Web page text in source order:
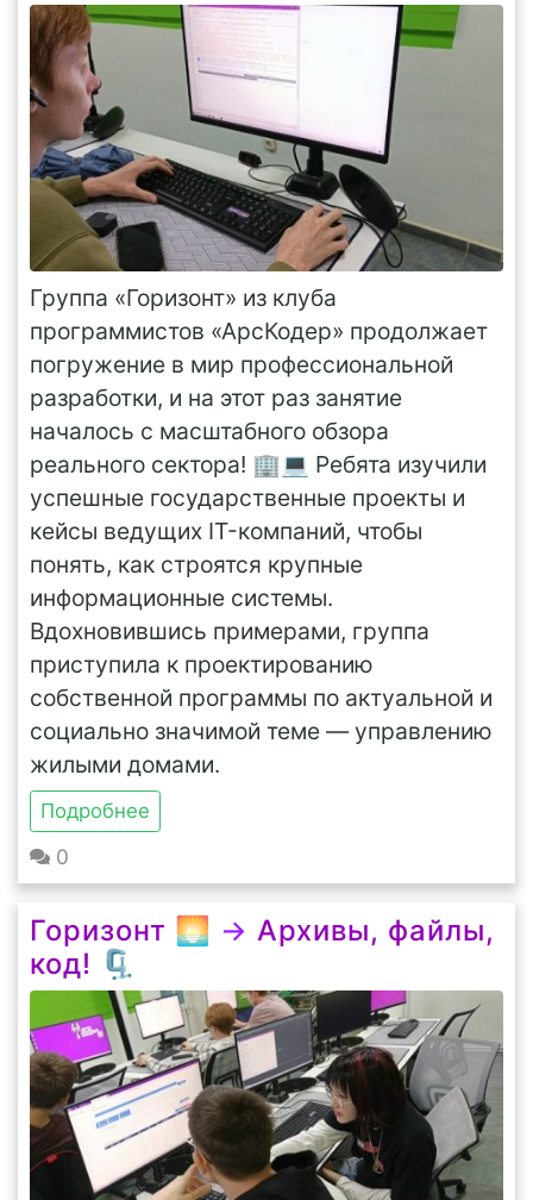
Группа «Горизонт» из клуба
программистов «АрсКодер» продолжает
погружение в мир профессиональной
разработки, и на этот раз занятие
началось с масштабного обзора
реального сектора! 🏢💻 Ребята изучили
успешные государственные проекты и
кейсы ведущих IT-компаний, чтобы
понять, как строятся крупные
информационные системы.
Вдохновившись примерами, группа
приступила к проектированию
собственной программы по актуальной и
социально значимой теме — управлению
жилыми домами.
Подробнее
0
Горизонт 🌅 → Архивы, файлы,
код! 🗜️